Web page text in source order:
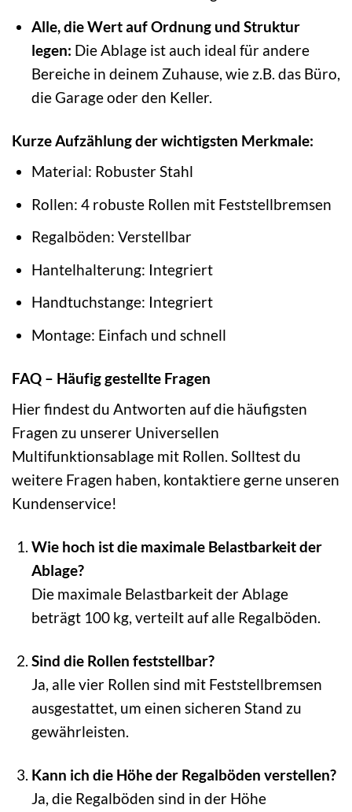
Alle, die Wert auf Ordnung und Struktur
legen: Die Ablage ist auch ideal für andere
Bereiche in deinem Zuhause, wie z.B. das Büro,
die Garage oder den Keller.
Kurze Aufzählung der wichtigsten Merkmale:
Material: Robuster Stahl
Rollen: 4 robuste Rollen mit Feststellbremsen
Regalböden: Verstellbar
Hantelhalterung: Integriert
Handtuchstange: Integriert
Montage: Einfach und schnell
FAQ – Häufig gestellte Fragen
Hier findest du Antworten auf die häufigsten
Fragen zu unserer Universellen
Multifunktionsablage mit Rollen. Solltest du
weitere Fragen haben, kontaktiere gerne unseren
Kundenservice!
Wie hoch ist die maximale Belastbarkeit der
Ablage?
Die maximale Belastbarkeit der Ablage
beträgt 100 kg, verteilt auf alle Regalböden.
Sind die Rollen feststellbar?
Ja, alle vier Rollen sind mit Feststellbremsen
ausgestattet, um einen sicheren Stand zu
gewährleisten.
Kann ich die Höhe der Regalböden verstellen?
Ja, die Regalböden sind in der Höhe